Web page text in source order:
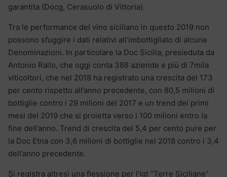
garantita (Docg, Cerasuolo di Vittoria).
Tra le performance del vino siciliano in questo 2019 non
possono sfuggire i dati relativi all’imbottigliato di alcune
Denominazioni. In particolare la Doc Sicilia, presieduta da
Antonio Rallo, che oggi conta 388 aziende e più di 7mila
viticoltori, che nel 2018 ha registrato una crescita del 173
per cento rispetto all’anno precedente, con 80,5 milioni di
bottiglie contro i 29 milioni del 2017 e un trend dei primi
mesi del 2019 che si proietta verso i 100 milioni entro la
fine dell’anno. Trend di crescita del 5,4 per cento pure per
la Doc Etna con 3,6 milioni di bottiglie nel 2018 contro i 3,4
dell’anno precedente.
Si registra altresì una flessione per l’Igt “Terre Siciliane”